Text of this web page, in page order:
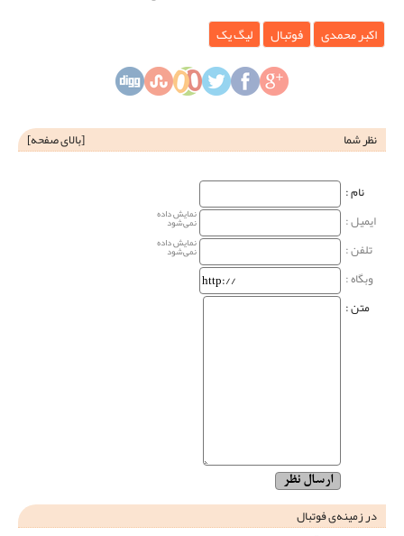
اکبر محمدی فوتبال لیگ یک
نظر شما [بالای صفحه]
نام‌ :
ایمیل :
نمایش داده
نمی‌شود
تلفن : نمایش داده
نمی‌شود
وبگاه‌ :
متن :
در زمینه‌ی فوتبال